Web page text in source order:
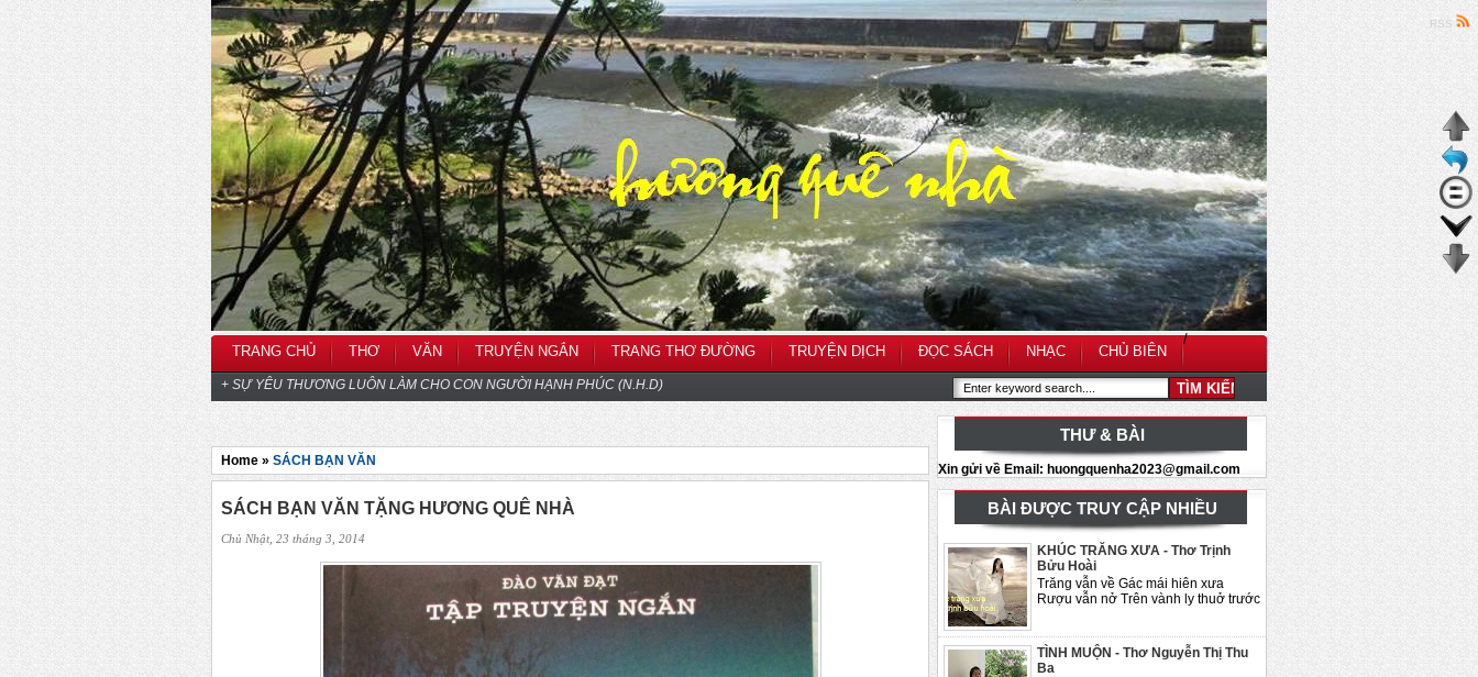
TRANG CHỦ THƠ VĂN TRUYỆN NGẮN TRANG THƠ ĐƯỜNG TRUYỆN DỊCH
/
ĐỌC SÁCH NHẠC CHỦ BIÊN
+ SỰ YÊU THƯƠNG LUÔN LÀM CHO CON NGƯỜI HẠNH PHÚC (N.H.D)
RSS
THƯ & BÀI
Xin gửi về Email: huongquenha2023@gmail.com
BÀI ĐƯỢC TRUY CẬP NHIỀU
KHÚC TRĂNG XƯA - Thơ Trịnh
Bửu Hoài
Trăng vẫn về Gác mái hiên xưa
Rượu vẫn nở Trên vành ly thuở trước
TÌNH MUỘN - Thơ Nguyễn Thị Thu
Ba
Home » SÁCH BẠN VĂN
SÁCH BẠN VĂN TẶNG HƯƠNG QUÊ NHÀ
Chủ Nhật, 23 tháng 3, 2014